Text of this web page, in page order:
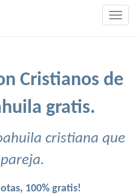
Cristianos de
gratis.
cristiana que
100% gratis!